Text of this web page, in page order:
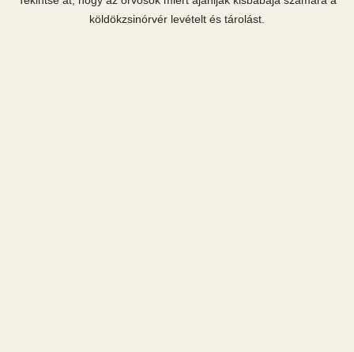
köldökzsinórvér levételt és tárolást.